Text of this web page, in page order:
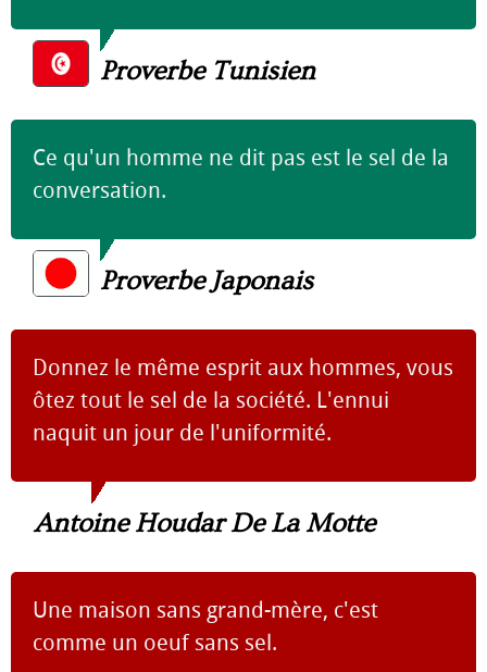
Proverbe Tunisien
Ce qu'un homme ne dit pas est le sel de la
conversation.
Proverbe Japonais
Donnez le même esprit aux hommes, vous
ôtez tout le sel de la société. L'ennui
naquit un jour de l'uniformité.
Antoine Houdar De La Motte
Une maison sans grand-mère, c'est
comme un oeuf sans sel.